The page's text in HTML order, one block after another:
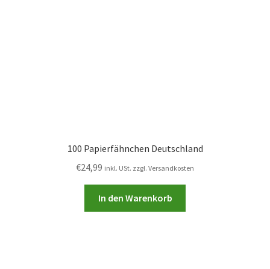
100 Papierfähnchen Deutschland
€24,99 inkl. USt. zzgl. Versandkosten
In den Warenkorb